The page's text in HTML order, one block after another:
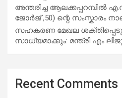
അന്തരിച്ച ആ​ല​ക്ക​പ്പ​റമ്പിൽ​
ജോർജ് ,50) ന്റെ സംസ്കാരം
സഹകരണ മേഖല
സാധ്യമാക്കും: മന്ത്രി എം
Recent Comments